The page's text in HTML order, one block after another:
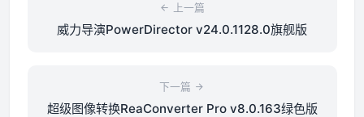
上一篇
威力导演PowerDirector v24.0.1128.0旗舰版
下一篇
超级图像转换ReaConverter Pro v8.0.163绿色版